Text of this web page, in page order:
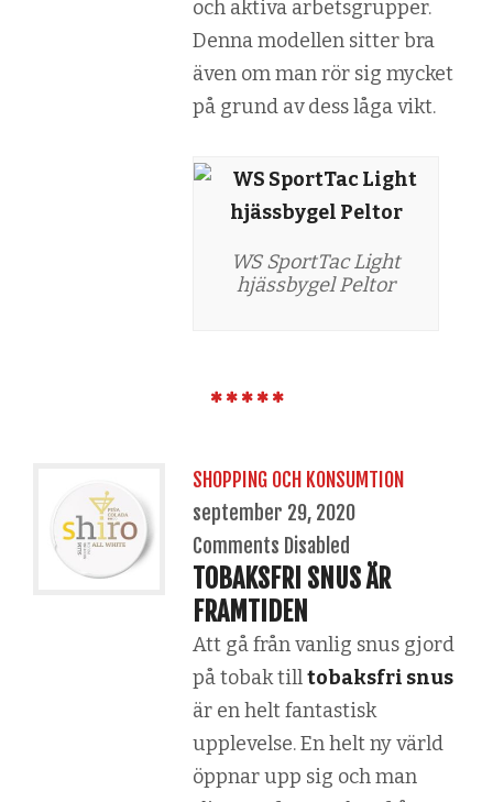
och aktiva arbetsgrupper.
Denna modellen sitter bra
även om man rör sig mycket
på grund av dess låga vikt.
WS SportTac Light
hjässbygel Peltor
SHOPPING OCH KONSUMTION
september 29, 2020
Comments Disabled
TOBAKSFRI SNUS ÄR
FRAMTIDEN
Att gå från vanlig snus gjord
på tobak tilltobaksfri snus
är en helt fantastisk
upplevelse. En helt ny värld
öppnar upp sig och man